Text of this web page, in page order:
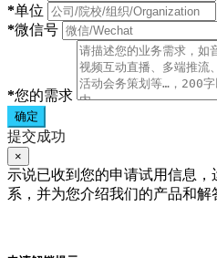
*单位
*微信号
*您的需求
确定
提交成功
×
示说已收到您的申请试用信息
系，并为您介绍我们的产品和解